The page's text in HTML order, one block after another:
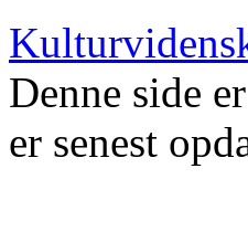
Denne side
er senest